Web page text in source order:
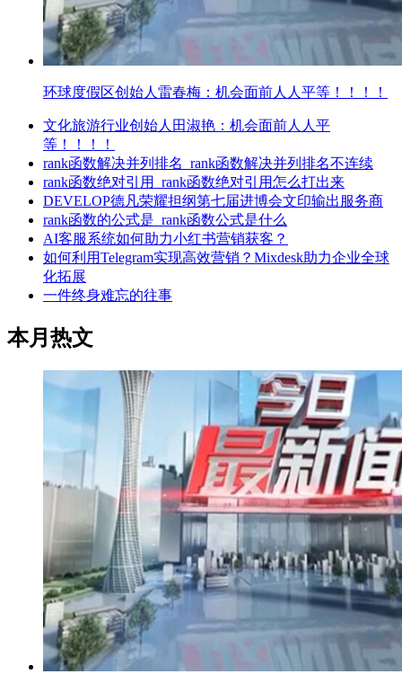
环球度假区创始人雷春梅：机会面前人人平等！！！！
文化旅游行业创始人田淑艳：机会面前人人平
等！！！！
rank函数解决并列排名_rank函数解决并列排名不连续
rank函数绝对引用_rank函数绝对引用怎么打出来
DEVELOP德凡荣耀担纲第七届进博会文印输出服务商
rank函数的公式是_rank函数公式是什么
AI客服系统如何助力小红书营销获客？
如何利用Telegram实现高效营销？Mixdesk助力企业全球
化拓展
一件终身难忘的往事
本月热文